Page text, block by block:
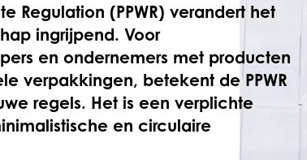
Regulation (PPWR) verandert het
ingrijpend. Voor
en ondernemers met producten
verpakkingen, betekent de PPWR
regels. Het is een verplichte
en circulaire